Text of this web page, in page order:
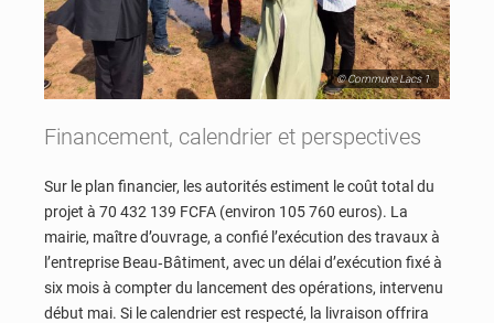
© Commune Lacs 1
Financement, calendrier et perspectives
Sur le plan financier, les autorités estiment le coût total du
projet à 70 432 139 FCFA (environ 105 760 euros). La
mairie, maître d’ouvrage, a confié l’exécution des travaux à
l’entreprise Beau‑Bâtiment, avec un délai d’exécution fixé à
six mois à compter du lancement des opérations, intervenu
début mai. Si le calendrier est respecté, la livraison offrira